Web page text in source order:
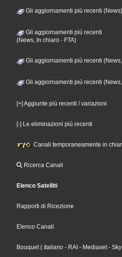
Gli aggiornamenti più recenti (News)
Gli aggiornamenti più recenti
(News, In chiaro - FTA)
Gli aggiornamenti più recenti
Gli aggiornamenti più recenti
[+] Aggiunte più recenti / variazioni
[-] Le eliminazioni più recenti
Canali temporaneamente in
Ricerca Canali
Elenco Satelliti
Rapporti di Ricezione
Elenco Canali
Bouquet( Italiano - RAI - Mediaset-